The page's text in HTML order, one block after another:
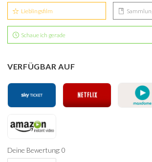
Lieblingsfilm
Schaue ich gerade
VERFÜGBAR AUF
Deine Bewertung: 0